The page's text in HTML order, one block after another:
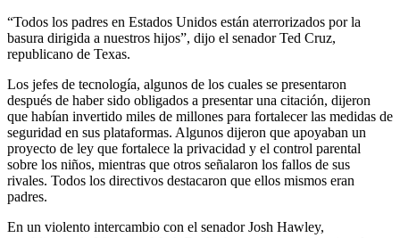
“Todos los padres en Estados Unidos están aterrorizados por la
basura dirigida a nuestros hijos”, dijo el senador Ted Cruz,
republicano de Texas.
Los jefes de tecnología, algunos de los cuales se presentaron
después de haber sido obligados a presentar una citación, dijeron
que habían invertido miles de millones para fortalecer las medidas de
seguridad en sus plataformas. Algunos dijeron que apoyaban un
proyecto de ley que fortalece la privacidad y el control parental
sobre los niños, mientras que otros señalaron los fallos de sus
rivales. Todos los directivos destacaron que ellos mismos eran
padres.
En un violento intercambio con el senador Josh Hawley,